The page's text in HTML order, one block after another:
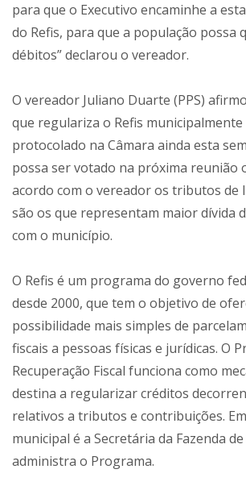
para que o Executivo encaminhe a
do Refis, para que a população possa
débitos” declarou o vereador.
O vereador Juliano Duarte (PPS)
que regulariza o Refis municipalmente
protocolado na Câmara ainda esta
possa ser votado na próxima reunião
acordo com o vereador os tributos de
são os que representam maior dívida
com o município.
O Refis é um programa do governo
desde 2000, que tem o objetivo de
possibilidade mais simples de
fiscais a pessoas físicas e jurídicas. O
Recuperação Fiscal funciona como
destina a regularizar créditos
relativos a tributos e contribuições.
municipal é a Secretária da Fazenda
administra o Programa.